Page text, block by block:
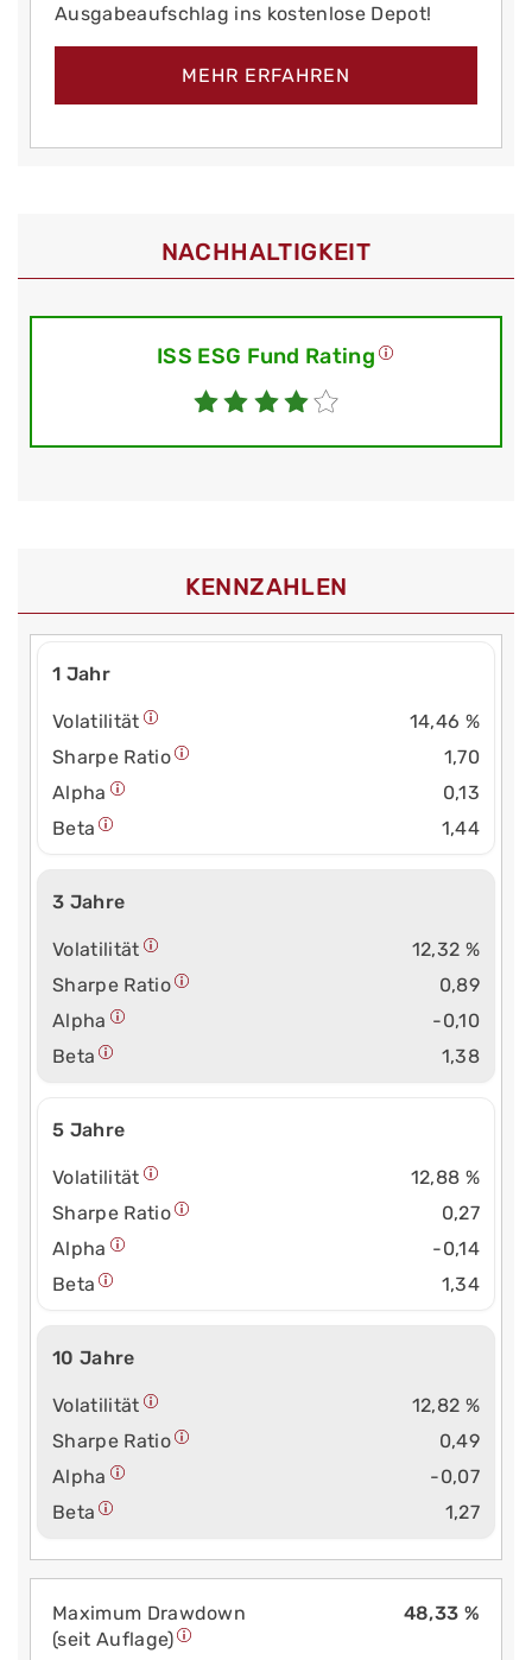
Ausgabeaufschlag ins kostenlose Depot!
MEHR ERFAHREN
NACHHALTIGKEIT
ISS ESG Fund Rating
KENNZAHLEN
1 Jahr
Volatilität
14,46 %
Sharpe Ratio
1,70
Alpha
0,13
Beta
1,44
3 Jahre
Volatilität
12,32 %
Sharpe Ratio
0,89
Alpha
-0,10
Beta
1,38
5 Jahre
Volatilität
12,88 %
Sharpe Ratio
0,27
Alpha
-0,14
Beta
1,34
10 Jahre
Volatilität
12,82 %
Sharpe Ratio
0,49
Alpha
-0,07
Beta
1,27
Maximum Drawdown
(seit Auflage)
48,33 %